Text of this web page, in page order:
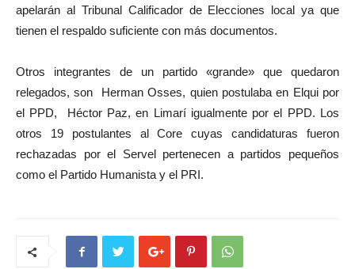
apelarán al Tribunal Calificador de Elecciones local ya que
tienen el respaldo suficiente con más documentos.
Otros integrantes de un partido «grande» que quedaron
relegados, son Herman Osses, quien postulaba en Elqui por
el PPD, Héctor Paz, en Limarí igualmente por el PPD. Los
otros 19 postulantes al Core cuyas candidaturas fueron
rechazadas por el Servel pertenecen a partidos pequeños
como el Partido Humanista y el PRI.